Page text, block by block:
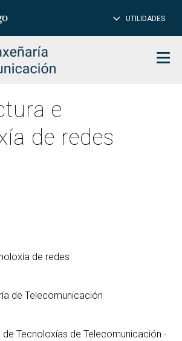
UTILIDADES
e
de redes
de redes
de Telecomunicación
de Tecnoloxías de Telecomunicación -